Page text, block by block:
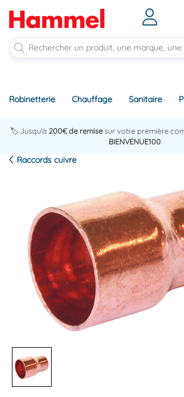
Robinetterie Chauffage Sanitaire
🏷️ Jusqu'à 200€ de remisesur votre première
: BIENVENUE100
Raccords cuivre